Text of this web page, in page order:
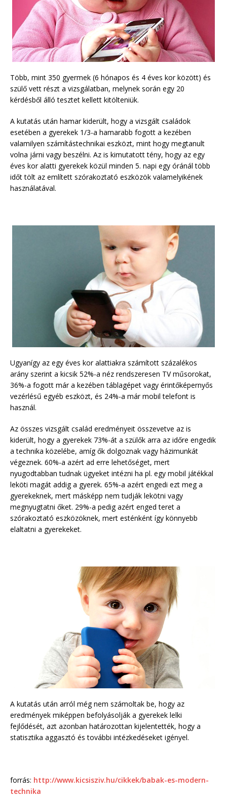
Több, mint 350 gyermek (6 hónapos és 4 éves kor között) és
szülő vett részt a vizsgálatban, melynek során egy 20
kérdésből álló tesztet kellett kitölteniük.
A kutatás után hamar kiderült, hogy a vizsgált családok
esetében a gyerekek 1/3-a hamarabb fogott a kezében
valamilyen számítástechnikai eszközt, mint hogy megtanult
volna járni vagy beszélni. Az is kimutatott tény, hogy az egy
éves kor alatti gyerekek közül minden 5. napi egy óránál több
időt tölt az említett szórakoztató eszközök valamelyikének
használatával.
Ugyanígy az egy éves kor alattiakra számított százalékos
arány szerint a kicsik 52%-a néz rendszeresen TV műsorokat,
36%-a fogott már a kezében táblagépet vagy érintőképernyős
vezérlésű egyéb eszközt, és 24%-a már mobil telefont is
használ.
Az összes vizsgált család eredményeit összevetve az is
kiderült, hogy a gyerekek 73%-át a szülők arra az időre engedik
a technika közelébe, amíg ők dolgoznak vagy házimunkát
végeznek. 60%-a azért ad erre lehetőséget, mert
nyugodtabban tudnak ügyeket intézni ha pl. egy mobil játékkal
leköti magát addig a gyerek. 65%-a azért engedi ezt meg a
gyerekeknek, mert másképp nem tudják lekötni vagy
megnyugtatni őket. 29%-a pedig azért enged teret a
szórakoztató eszközöknek, mert esténként így könnyebb
elaltatni a gyerekeket.
A kutatás után arról még nem számoltak be, hogy az
eredmények miképpen befolyásolják a gyerekek lelki
fejlődését, azt azonban határozottan kijelentették, hogy a
statisztika aggasztó és további intézkedéseket igényel.
forrás: http://www.kicsisziv.hu/cikkek/babak-es-modern-
technika